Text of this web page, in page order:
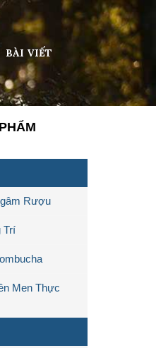
BÀI VIẾT
Rượu
Trí
Men Thực